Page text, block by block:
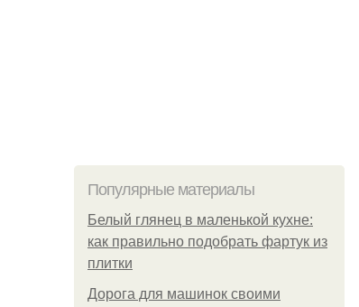
Популярные материалы
Белый глянец в маленькой кухне:
как правильно подобрать фартук из
плитки
Дорога для машинок своими